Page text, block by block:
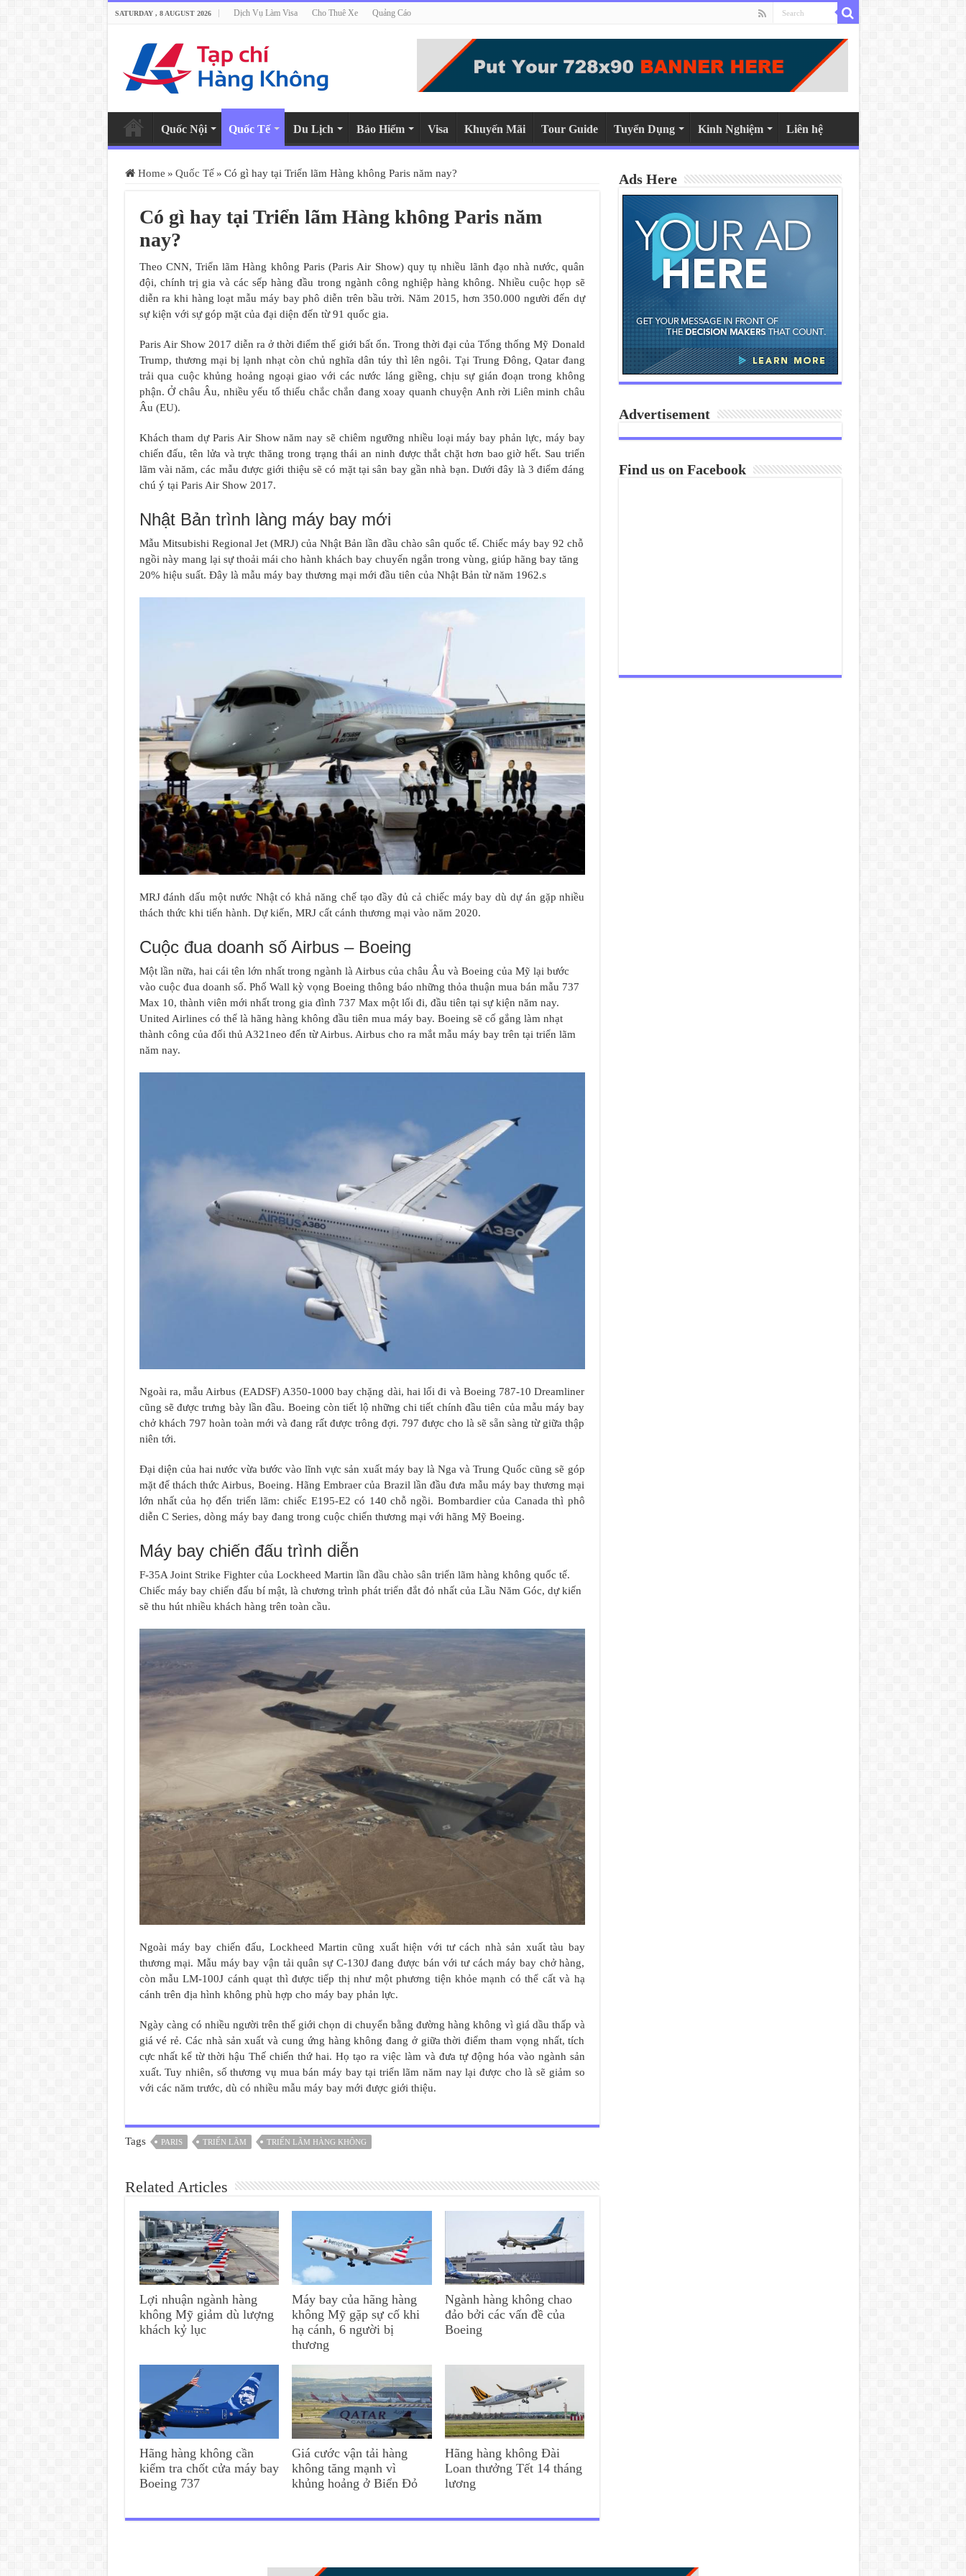
SATURDAY , 8 AUGUST 2026 Dịch Vụ Làm Visa Cho Thuê Xe Quảng Cáo
Quốc Nội Quốc Tế Du Lịch Bảo Hiểm Visa Khuyến Mãi Tour Guide Tuyển Dụng Kinh Nghiệm Liên hệ
Home » Quốc Tế » Có gì hay tại Triển lãm Hàng không Paris năm nay?
Có gì hay tại Triển lãm Hàng không Paris năm
nay?
Theo CNN, Triển lãm Hàng không Paris (Paris Air Show) quy tụ nhiều lãnh đạo nhà nước, quân
đội, chính trị gia và các sếp hàng đầu trong ngành công nghiệp hàng không. Nhiều cuộc họp sẽ
diễn ra khi hàng loạt mẫu máy bay phô diễn trên bầu trời. Năm 2015, hơn 350.000 người đến dự
sự kiện với sự góp mặt của đại diện đến từ 91 quốc gia.
Paris Air Show 2017 diễn ra ở thời điểm thế giới bất ổn. Trong thời đại của Tổng thống Mỹ Donald
Trump, thương mại bị lạnh nhạt còn chủ nghĩa dân túy thì lên ngôi. Tại Trung Đông, Qatar đang
trải qua cuộc khủng hoảng ngoại giao với các nước láng giềng, chịu sự gián đoạn trong không
phận. Ở châu Âu, nhiều yếu tố thiếu chắc chắn đang xoay quanh chuyện Anh rời Liên minh châu
Âu (EU).
Khách tham dự Paris Air Show năm nay sẽ chiêm ngưỡng nhiều loại máy bay phản lực, máy bay
chiến đấu, tên lửa và trực thăng trong trạng thái an ninh được thắt chặt hơn bao giờ hết. Sau triển
lãm vài năm, các mẫu được giới thiệu sẽ có mặt tại sân bay gần nhà bạn. Dưới đây là 3 điểm đáng
chú ý tại Paris Air Show 2017.
Nhật Bản trình làng máy bay mới
Mẫu Mitsubishi Regional Jet (MRJ) của Nhật Bản lần đầu chào sân quốc tế. Chiếc máy bay 92 chỗ
ngồi này mang lại sự thoải mái cho hành khách bay chuyến ngắn trong vùng, giúp hãng bay tăng
20% hiệu suất. Đây là mẫu máy bay thương mại mới đầu tiên của Nhật Bản từ năm 1962.s
MRJ đánh dấu một nước Nhật có khả năng chế tạo đầy đủ cả chiếc máy bay dù dự án gặp nhiều
thách thức khi tiến hành. Dự kiến, MRJ cất cánh thương mại vào năm 2020.
Cuộc đua doanh số Airbus – Boeing
Một lần nữa, hai cái tên lớn nhất trong ngành là Airbus của châu Âu và Boeing của Mỹ lại bước
vào cuộc đua doanh số. Phố Wall kỳ vọng Boeing thông báo những thỏa thuận mua bán mẫu 737
Max 10, thành viên mới nhất trong gia đình 737 Max một lối đi, đầu tiên tại sự kiện năm nay.
United Airlines có thể là hãng hàng không đầu tiên mua máy bay. Boeing sẽ cố gắng làm nhạt
thành công của đối thủ A321neo đến từ Airbus. Airbus cho ra mắt mẫu máy bay trên tại triển lãm
năm nay.
Ngoài ra, mẫu Airbus (EADSF) A350-1000 bay chặng dài, hai lối đi và Boeing 787-10 Dreamliner
cũng sẽ được trưng bày lần đầu. Boeing còn tiết lộ những chi tiết chính đầu tiên của mẫu máy bay
chở khách 797 hoàn toàn mới và đang rất được trông đợi. 797 được cho là sẽ sẵn sàng từ giữa thập
niên tới.
Đại diện của hai nước vừa bước vào lĩnh vực sản xuất máy bay là Nga và Trung Quốc cũng sẽ góp
mặt để thách thức Airbus, Boeing. Hãng Embraer của Brazil lần đầu đưa mẫu máy bay thương mại
lớn nhất của họ đến triển lãm: chiếc E195-E2 có 140 chỗ ngồi. Bombardier của Canada thì phô
diễn C Series, dòng máy bay đang trong cuộc chiến thương mại với hãng Mỹ Boeing.
Máy bay chiến đấu trình diễn
F-35A Joint Strike Fighter của Lockheed Martin lần đầu chào sân triển lãm hàng không quốc tế.
Chiếc máy bay chiến đấu bí mật, là chương trình phát triển đắt đỏ nhất của Lầu Năm Góc, dự kiến
sẽ thu hút nhiều khách hàng trên toàn cầu.
Ngoài máy bay chiến đấu, Lockheed Martin cũng xuất hiện với tư cách nhà sản xuất tàu bay
thương mại. Mẫu máy bay vận tải quân sự C-130J đang được bán với tư cách máy bay chở hàng,
còn mẫu LM-100J cánh quạt thì được tiếp thị như một phương tiện khỏe mạnh có thể cất và hạ
cánh trên địa hình không phù hợp cho máy bay phản lực.
Ngày càng có nhiều người trên thế giới chọn di chuyển bằng đường hàng không vì giá dầu thấp và
giá vé rẻ. Các nhà sản xuất và cung ứng hàng không đang ở giữa thời điểm tham vọng nhất, tích
cực nhất kể từ thời hậu Thế chiến thứ hai. Họ tạo ra việc làm và đưa tự động hóa vào ngành sản
xuất. Tuy nhiên, số thương vụ mua bán máy bay tại triển lãm năm nay lại được cho là sẽ giảm so
với các năm trước, dù có nhiều mẫu máy bay mới được giới thiệu.
Tags PARIS TRIỂN LÃM TRIỂN LÃM HÀNG KHÔNG
Related Articles
Lợi nhuận ngành hàng
không Mỹ giảm dù lượng
khách kỷ lục
Máy bay của hãng hàng
không Mỹ gặp sự cố khi
hạ cánh, 6 người bị
thương
Ngành hàng không chao
đảo bởi các vấn đề của
Boeing
Hãng hàng không cần
kiểm tra chốt cửa máy bay
Boeing 737
Giá cước vận tải hàng
không tăng mạnh vì
khủng hoảng ở Biển Đỏ
Hãng hàng không Đài
Loan thưởng Tết 14 tháng
lương
Ads Here
Advertisement
Find us on Facebook